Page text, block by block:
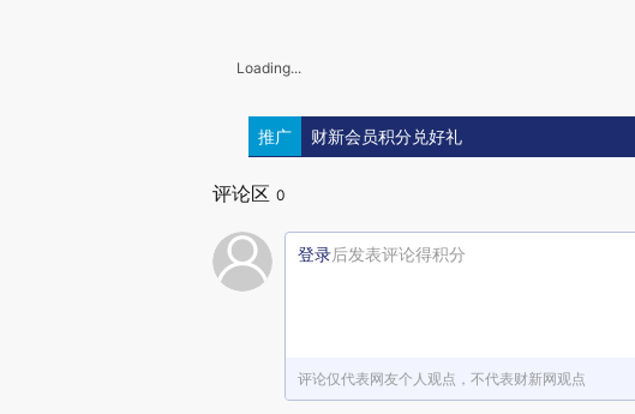
Loading...
推广 财新会员积分兑好礼
评论区 0
登录后发表评论得积分
评论仅代表网友个人观点，不代表财新网观点